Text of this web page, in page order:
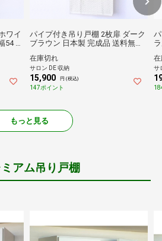
ワイ
54 薄
リ
パイプ付き吊り戸棚 2枚扉 ダーク
ブラウン 日本製 完成品 送料無料
ンガーバー 物干し トイレ収納 ラ
ンドリー収納 洗面所収納 脱衣所
収納
在庫切れ
サロン DE 収納
15,900 円 (税込)
147ポイント
サ
もっと見る
アム吊り戸棚